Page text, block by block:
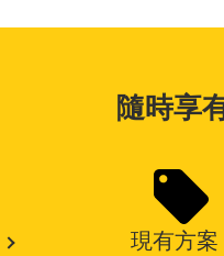
隨時享
現有方案